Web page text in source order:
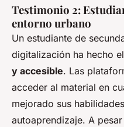
Testimonio 2:
entorno urbano
Un estudiante de
digitalización ha hecho
y accesible. Las
acceder al material en
mejorado sus
autoaprendizaje. A